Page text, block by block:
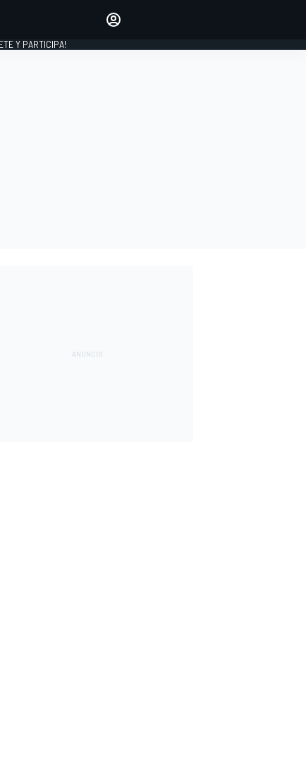
Y PARTICIPA!